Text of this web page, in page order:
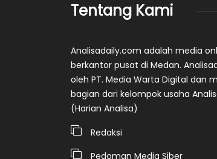
Tentang Kami
Analisadaily.com adalah media
berkantor pusat di Medan.
oleh PT. Media Warta Digital dan
bagian dari kelompok usaha
(Harian Analisa)
Redaksi
Pedoman Media Siber